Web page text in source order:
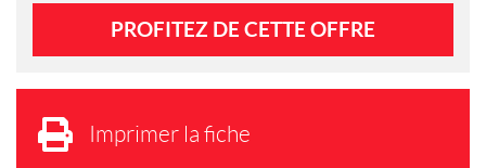
Imprimer la fiche